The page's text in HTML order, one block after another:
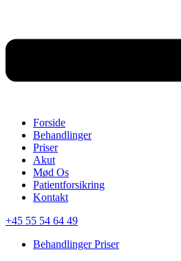
Forside
Behandlinger
Priser
Akut
Mød Os
Patientforsikring
Kontakt
+45 55 54 64 49
BehandlingerPriser